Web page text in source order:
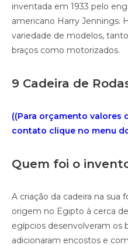
inventada em 1933 pelo
americano Harry Jennings.
variedade de modelos,
braços como motorizados.
9 Cadeira de
((Para orçamento valores
contato clique no menu
Quem foi o
A criação da cadeira na sua
origem no Egipto à cerca
egípcios desenvolveram os
adicionaram encostos e